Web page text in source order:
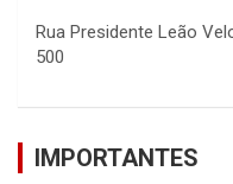
Rua Presidente Leão
500
IMPORTANTES